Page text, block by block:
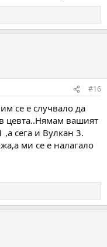
#16
се е случвало да
цевта..Нямам вашият
сега и Вулкан 3.
ми се е налагало